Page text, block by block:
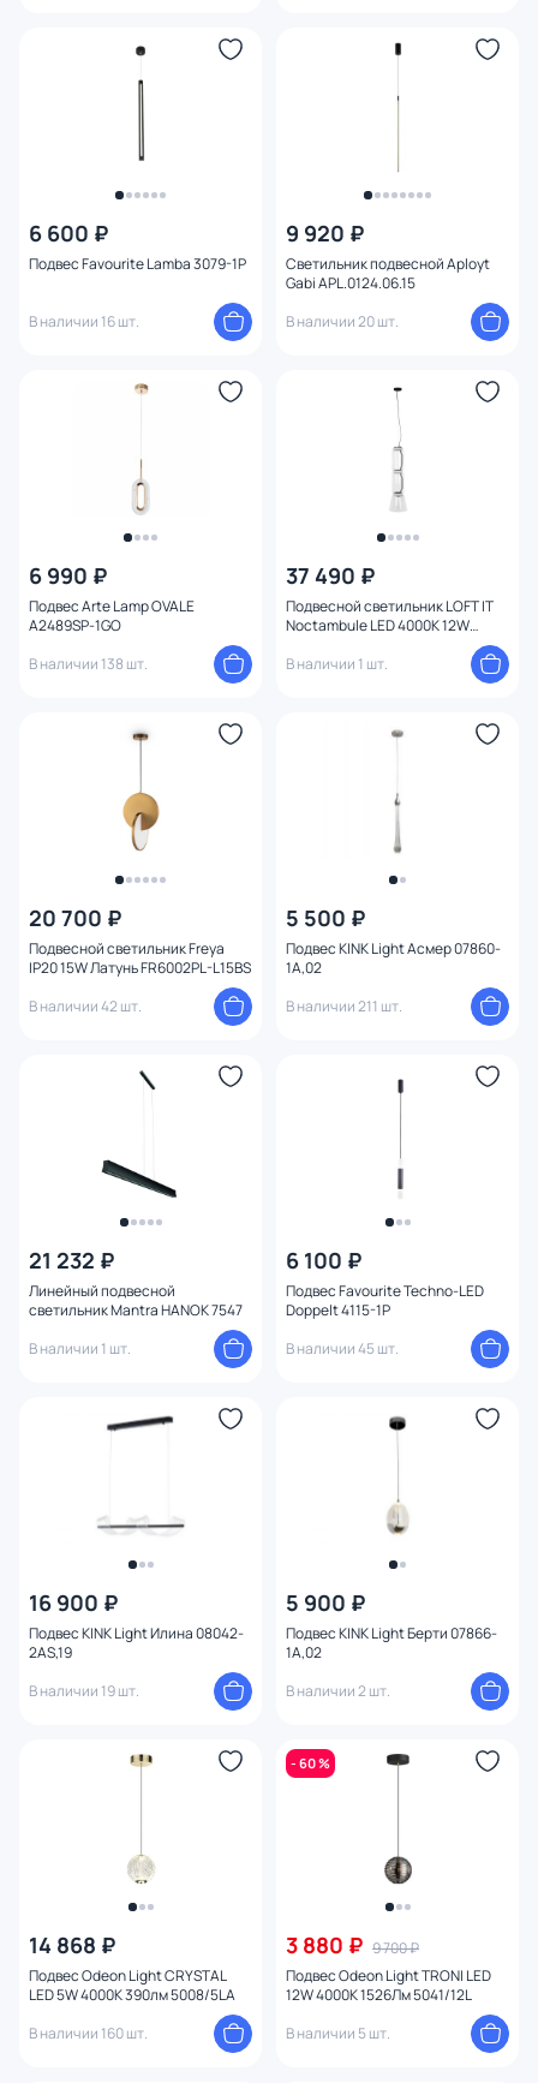
6 600 ₽
Подвес Favourite Lamba 3079-1P
В наличии 16 шт.
9 920 ₽
Светильник подвесной Aployt
Gabi APL.0124.06.15
В наличии 20 шт.
6 990 ₽
Подвес Arte Lamp OVALE
A2489SP-1GO
В наличии 138 шт.
37 490 ₽
Подвесной светильник LOFT IT
Noctambule LED 4000K 12W
В наличии 1 шт.
20 700 ₽
Подвесной светильник Freya
IP20 15W Латунь FR6002PL-L15BS
В наличии 42 шт.
5 500 ₽
Подвес KINK Light Асмер 07860-
1A,02
В наличии 211 шт.
21 232 ₽
Линейный подвесной
светильник Mantra HANOK 7547
В наличии 1 шт.
6 100 ₽
Подвес Favourite Techno-LED
Doppelt 4115-1P
В наличии 45 шт.
16 900 ₽
Подвес KINK Light Илина 08042-
2AS,19
В наличии 19 шт.
5 900 ₽
Подвес KINK Light Берти 07866-
1A,02
В наличии 2 шт.
14 868 ₽
Подвес Odeon Light CRYSTAL
LED 5W 4000K 390лм 5008/5LA
В наличии 160 шт.
- 60 %
3 880 ₽ 9 700 ₽
Подвес Odeon Light TRONI LED
12W 4000К 1526Лм 5041/12L
В наличии 5 шт.